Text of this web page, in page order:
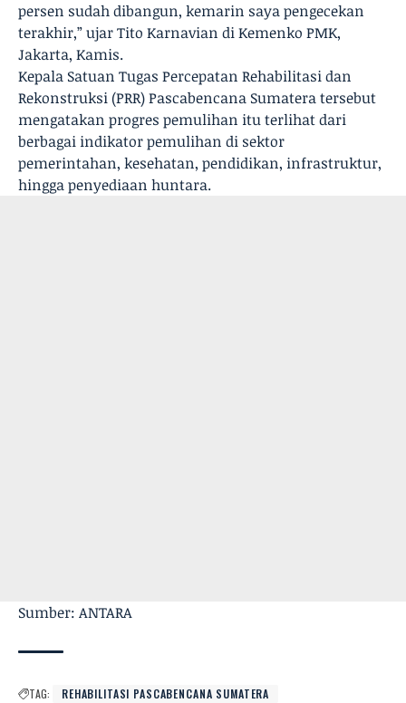
persen sudah dibangun, kemarin saya pengecekan
terakhir,” ujar Tito Karnavian di Kemenko PMK,
Jakarta, Kamis.
Kepala Satuan Tugas Percepatan Rehabilitasi dan
Rekonstruksi (PRR) Pascabencana Sumatera tersebut
mengatakan progres pemulihan itu terlihat dari
berbagai indikator pemulihan di sektor
pemerintahan, kesehatan, pendidikan, infrastruktur,
hingga penyediaan huntara.
Sumber: ANTARA
TAG:
REHABILITASI PASCABENCANA SUMATERA